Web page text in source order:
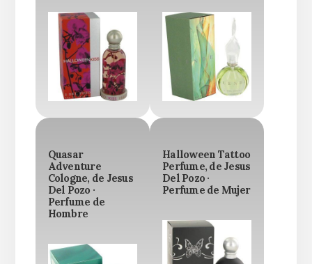
Quasar
Adventure
Cologne, de Jesus
Del Pozo ·
Perfume de
Hombre
Halloween Tattoo
Perfume, de Jesus
Del Pozo ·
Perfume de Mujer